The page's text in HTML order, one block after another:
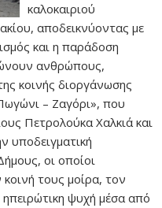
καλοκαιριού
αποδεικνύοντας με
και η παράδοση
ανθρώπους,
κοινής διοργάνωσης
– Ζαγόρι», που
Πετρολούκα Χαλκιά και
υποδειγματική
οι οποίοι
τους μοίρα, τον
ψυχή μέσα από